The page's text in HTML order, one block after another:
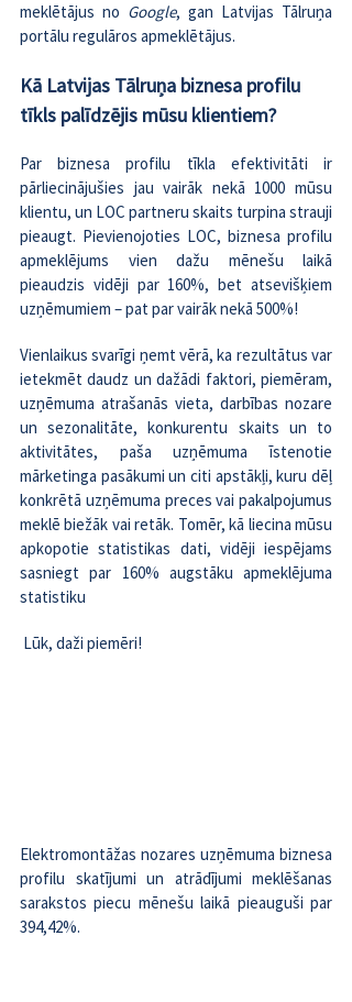
meklētājus no Google, gan Latvijas Tālruņa
portālu regulāros apmeklētājus.
Kā Latvijas Tālruņa biznesa profilu
tīkls palīdzējis mūsu klientiem?
Par biznesa profilu tīkla efektivitāti ir
pārliecinājušies jau vairāk nekā 1000 mūsu
klientu, un LOC partneru skaits turpina strauji
pieaugt. Pievienojoties LOC, biznesa profilu
apmeklējums vien dažu mēnešu laikā
pieaudzis vidēji par 160%, bet atsevišķiem
uzņēmumiem – pat par vairāk nekā 500%!
Vienlaikus svarīgi ņemt vērā, ka rezultātus var
ietekmēt daudz un dažādi faktori, piemēram,
uzņēmuma atrašanās vieta, darbības nozare
un sezonalitāte, konkurentu skaits un to
aktivitātes, paša uzņēmuma īstenotie
mārketinga pasākumi un citi apstākļi, kuru dēļ
konkrētā uzņēmuma preces vai pakalpojumus
meklē biežāk vai retāk. Tomēr, kā liecina mūsu
apkopotie statistikas dati, vidēji iespējams
sasniegt par 160% augstāku apmeklējuma
statistiku
Lūk, daži piemēri!
Elektromontāžas nozares uzņēmuma biznesa
profilu skatījumi un atrādījumi meklēšanas
sarakstos piecu mēnešu laikā pieauguši par
394,42%.